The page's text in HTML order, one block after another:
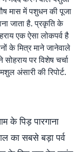
मास में पशुधन की पूजा
जाता है. प्रकृति के
एक ऐसा लोकपर्व है
के मित्र माने जानेवाले
पर विशेष चर्चा
अंसारी की रिपोर्ट.
के पिड़ पारगाना
का सबसे बड़ा पर्व